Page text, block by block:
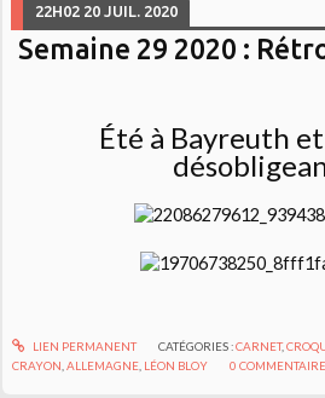
22H02 20 JUIL. 2020
Semaine 29 2020 :
Été à Bayreuth
LIEN PERMANENT CATÉGORIES :CARNET,
CRAYON ,ALLEMAGNE LÉON BLOY 0 COMMENTAIRE